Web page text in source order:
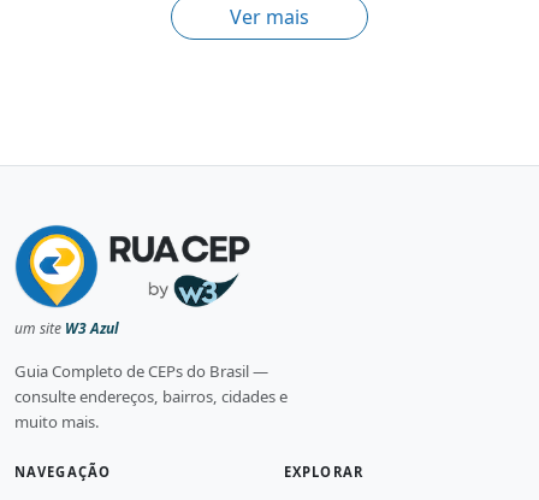
Ver mais
um site W3 Azul
Guia Completo de CEPs do Brasil —
consulte endereços, bairros, cidades e
muito mais.
NAVEGAÇÃO EXPLORAR